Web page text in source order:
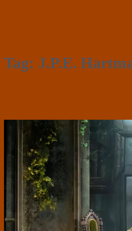
Tag: J.P.E.